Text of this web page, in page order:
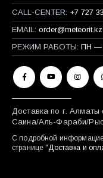
CALL-CENTER: +7 727
EMAIL: order@meteorit.kz
РЕЖИМ РАБОТЫ: ПН —
Доставка по г. Алматы
Саина/Аль-Фараби/
С подробной
странице " Доставка и